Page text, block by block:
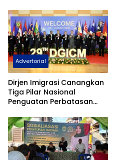
Untuk Rakyat
Advertorial
Dirjen Imigrasi Canangkan
Tiga Pilar Nasional
Penguatan Perbatasan
DGICM 2026